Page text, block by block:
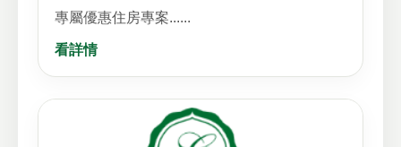
專屬優惠住房專案......
看詳情